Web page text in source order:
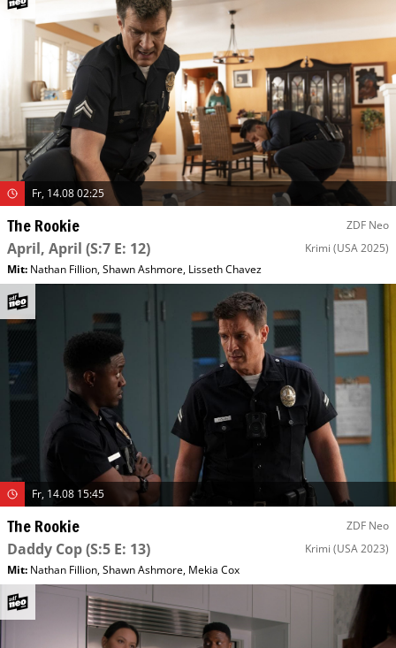
Fr, 14.08 02:25
The Rookie ZDF Neo
April, April (S:7 E: 12) Krimi (USA 2025)
Mit: Nathan Fillion,Shawn Ashmore, Lisseth Chavez
Fr, 14.08 15:45
The Rookie ZDF Neo
Daddy Cop(S:5 E: 13) Krimi (USA 2023)
Mit: Nathan Fillion,Shawn Ashmore, Mekia Cox